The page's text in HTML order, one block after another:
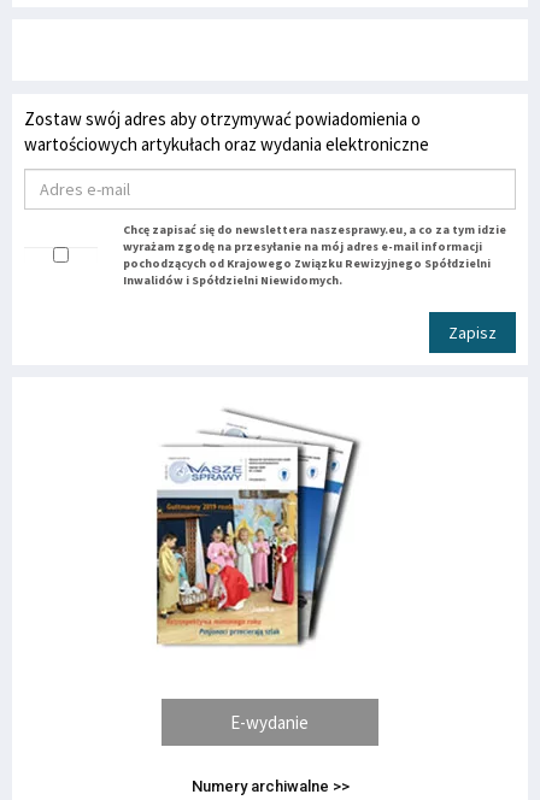
Zostaw swój adres aby otrzymywać powiadomienia o
wartościowych artykułach oraz wydania elektroniczne
Chcę zapisać się do newslettera naszesprawy.eu, a co za tym idzie
wyrażam zgodę na przesyłanie na mój adres e-mail informacji
pochodzących od Krajowego Związku Rewizyjnego Spółdzielni
Inwalidów i Spółdzielni Niewidomych.
Zapisz
E-wydanie
Numery archiwalne >>